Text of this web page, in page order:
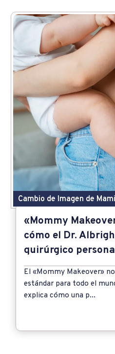
«Mommy
cómo el Dr.
quirúrgico
El «Mommy Makeover»
estándar para todo el
explica cómo una p...
Cambio de Imagen de Mami